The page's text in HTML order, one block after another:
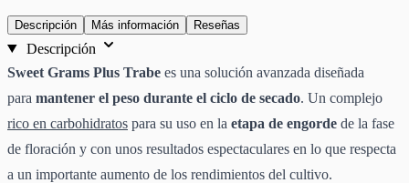
Descripción Más información Reseñas
Descripción
Sweet Grams Plus Trabe es una solución avanzada diseñada
para mantener el peso durante el ciclo de secado. Un complejo
rico en carbohidratos para su uso en la etapa de engorde de la fase
de floración y con unos resultados espectaculares en lo que respecta
a un importante aumento de los rendimientos del cultivo.